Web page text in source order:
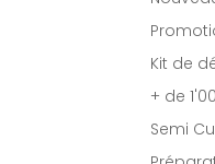
Kit de
+ de
Semi